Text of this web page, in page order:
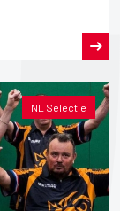
NL Selectie